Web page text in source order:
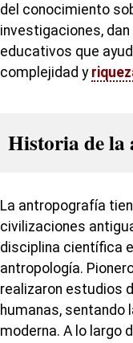
del conocimiento
investigaciones,
educativos que
complejidad y
Historia de
La antropografía
civilizaciones
disciplina científica
antropología.
realizaron estudios
humanas, sentando
moderna. A lo largo